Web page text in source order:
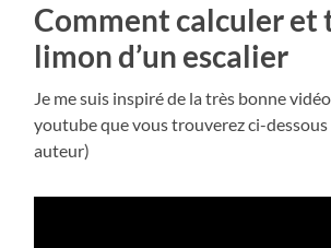
Comment calculer et
limon d’un escalier
Je me suis inspiré de la très bonne
youtube que vous trouverez ci-dessous
auteur)